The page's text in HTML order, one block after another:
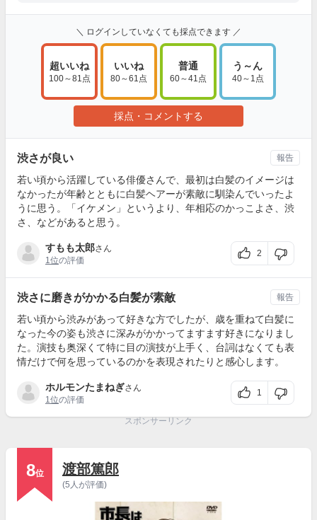
＼ ログインしていなくても採点できます ／
超いいね
100～81点
いいね
80～61点
普通
60～41点
う～ん
40～1点
採点・コメントする
渋さが良い
若い頃から活躍している俳優さんで、最初は白髪のイメージは
なかったが年齢とともに白髪ヘアーが素敵に馴染んでいったよ
うに思う。「イケメン」というより、年相応のかっこよさ、渋
さ、などがあると思う。
すもも太郎さん
1位の評価
2
報告
渋さに磨きがかかる白髪が素敵
若い頃から渋みがあって好きな方でしたが、歳を重ねて白髪に
なった今の姿も渋さに深みがかかってますます好きになりまし
た。演技も奥深くて特に目の演技が上手く、台詞はなくても表
情だけで何を思っているのかを表現されたりと感心します。
ホルモンたまねぎさん
1位の評価
1
報告
スポンサーリンク
8位 渡部篤郎
(5人が評価)